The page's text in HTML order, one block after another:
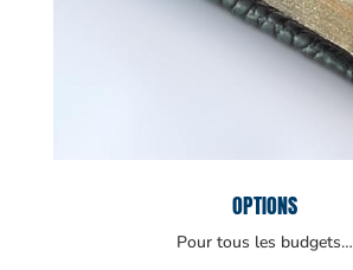
OPTIONS
Pour tous les budgets…